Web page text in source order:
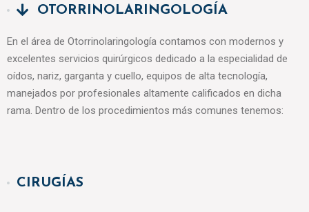
OTORRINOLARINGOLOGÍA
En el área de Otorrinolaringología contamos con modernos y
excelentes servicios quirúrgicos dedicado a la especialidad de
oídos, nariz, garganta y cuello, equipos de alta tecnología,
manejados por profesionales altamente calificados en dicha
rama. Dentro de los procedimientos más comunes tenemos:
CIRUGÍAS